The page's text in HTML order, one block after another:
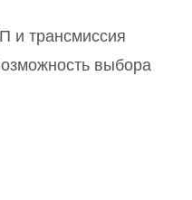
и трансмиссия
выбора